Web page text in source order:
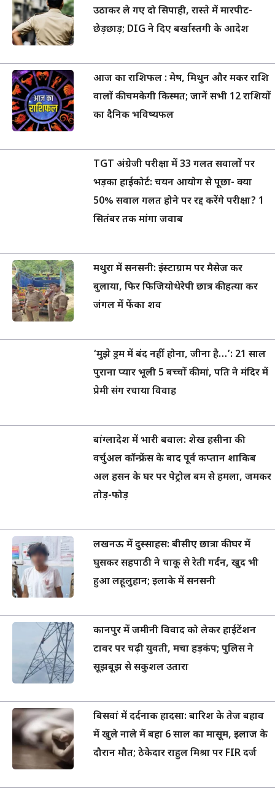
उठाकर ले गए दो सिपाही, रास्ते में मारपीट-
छेड़छाड़; DIG ने दिए बर्खास्तगी के आदेश
आज का राशिफल : मेष, मिथुन और मकर राशि
वालों की चमकेगी किस्मत; जानें सभी 12 राशियों
का दैनिक भविष्यफल
TGT अंग्रेजी परीक्षा में 33 गलत सवालों पर
भड़का हाईकोर्ट: चयन आयोग से पूछा- क्या
50% सवाल गलत होने पर रद्द करेंगे परीक्षा? 1
सितंबर तक मांगा जवाब
मथुरा में सनसनी: इंस्टाग्राम पर मैसेज कर
बुलाया, फिर फिजियोथेरेपी छात्र की हत्या कर
जंगल में फेंका शव
‘मुझे ड्रम में बंद नहीं होना, जीना है…’: 21 साल
पुराना प्यार भूली 5 बच्चों की मां, पति ने मंदिर में
प्रेमी संग रचाया विवाह
बांग्लादेश में भारी बवाल: शेख हसीना की
वर्चुअल कॉन्फ्रेंस के बाद पूर्व कप्तान शाकिब
अल हसन के घर पर पेट्रोल बम से हमला, जमकर
तोड़-फोड़
लखनऊ में दुस्साहस: बीसीए छात्रा की घर में
घुसकर सहपाठी ने चाकू से रेती गर्दन, खुद भी
हुआ लहूलुहान; इलाके में सनसनी
कानपुर में जमीनी विवाद को लेकर हाईटेंशन
टावर पर चढ़ी युवती, मचा हड़कंप; पुलिस ने
सूझबूझ से सकुशल उतारा
बिसवां में दर्दनाक हादसा: बारिश के तेज बहाव
में खुले नाले में बहा 6 साल का मासूम, इलाज के
दौरान मौत; ठेकेदार राहुल मिश्रा पर FIR दर्ज